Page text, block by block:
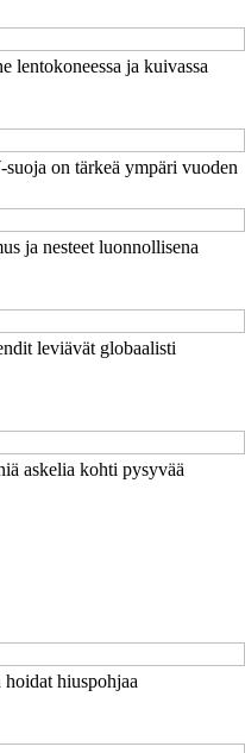
lentokoneessa ja kuivassa
on tärkeä ympäri vuoden
ja nesteet luonnollisena
leviävät globaalisti
askelia kohti pysyvää
hiuspohjaa